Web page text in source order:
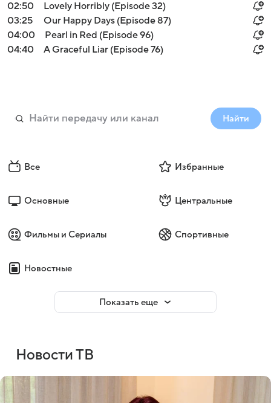
02:50
Lovely Horribly (Episode 32)
03:25
Our Happy Days (Episode 87)
04:00
Pearl in Red (Episode 96)
04:40
A Graceful Liar (Episode 76)
Найти
Все Избранные
Основные Центральные
Фильмы и Сериалы Спортивные
Новостные
Показать еще
Новости ТВ